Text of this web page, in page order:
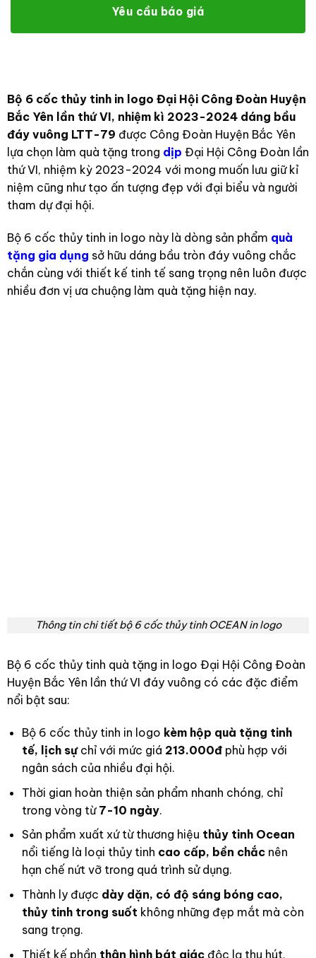
Yêu cầu báo giá
Bộ 6 cốc thủy tinh in logo Đại Hội Công Đoàn Huyện
Bắc Yên lần thứ VI, nhiệm kì 2023-2024 dáng bầu
đáy vuông LTT-79 được Công Đoàn Huyện Bắc Yên
lựa chọn làm quà tặng trong dịp Đại Hội Công Đoàn lần
thứ VI, nhiệm kỳ 2023-2024 với mong muốn lưu giữ kỉ
niệm cũng như tạo ấn tượng đẹp với đại biểu và người
tham dự đại hội.
Bộ 6 cốc thủy tinh in logo này là dòng sản phẩm quà
tặng gia dụng sở hữu dáng bầu tròn đáy vuông chắc
chắn cùng với thiết kế tinh tế sang trọng nên luôn được
nhiều đơn vị ưa chuộng làm quà tặng hiện nay.
Thông tin chi tiết bộ 6 cốc thủy tinh OCEAN in logo
Bộ 6 cốc thủy tinh quà tặng in logo Đại Hội Công Đoàn
Huyện Bắc Yên lần thứ VI đáy vuông có các đặc điểm
nổi bật sau:
Bộ 6 cốc thủy tinh in logo kèm hộp quà tặng tinh
tế, lịch sựchỉ với mức giá 213.000đphù hợp với
ngân sách của nhiều đại hội.
Thời gian hoàn thiện sản phẩm nhanh chóng, chỉ
trong vòng từ 7-10 ngày.
Sản phẩm xuất xứ từ thương hiệu thủy tinh Ocean
nổi tiếng là loại thủy tinh cao cấp, bền chắcnên
hạn chế nứt vỡ trong quá trình sử dụng.
Thành ly được dày dặn, có độ sáng bóng cao,
thủy tinh trong suốt không những đẹp mắt mà còn
sang trọng.
Thiết kế phần thân hình bát giác độc lạ thu hút,